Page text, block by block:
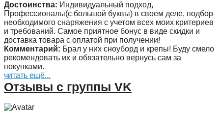
Достоинства: Индивидуальный подход,
Профессионалы(с большой буквы) в своем деле, подбор
необходимого снаряжения с учетом всех моих критериев
и требований. Самое приятное бонус в виде скидки и
доставка товара с оплатой при получении!
Комментарий: Брал у них сноуборд и крепы! Буду смело
рекомендовать их и обязательно вернусь сам за
покупками.
читать ещё...
Отзывы с группы VK